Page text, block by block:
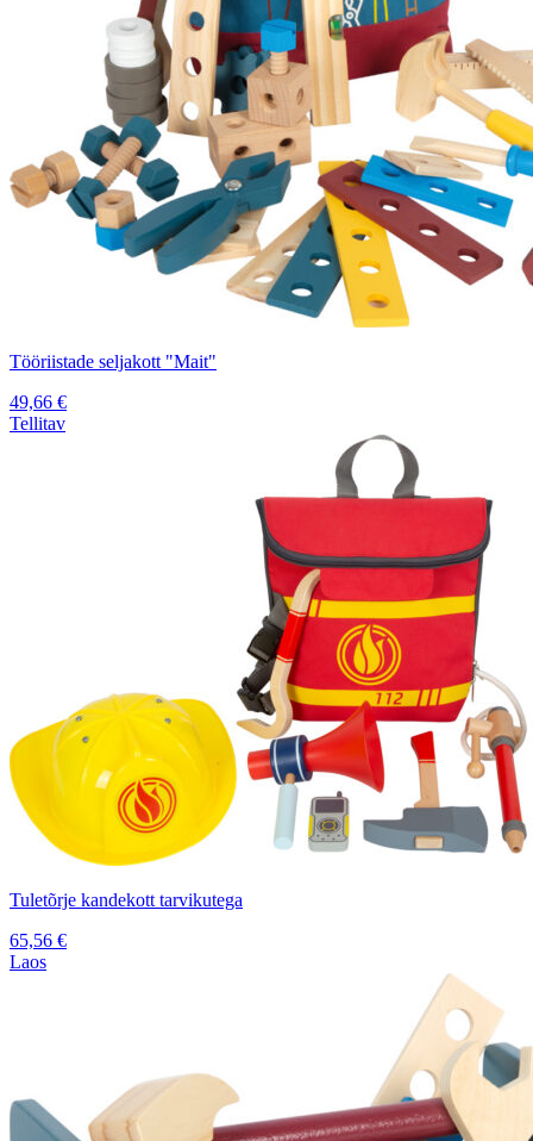
Tööriistade seljakott "Mait"
49,66 €
Tellitav
Tuletõrje kandekott tarvikutega
65,56 €
Laos